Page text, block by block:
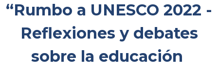
“Rumbo a UNESCO 2022 -
Reflexiones y debates
sobre la educación